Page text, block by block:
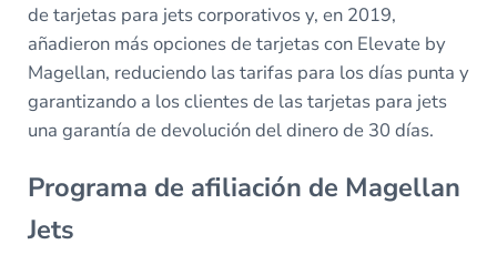
de tarjetas para jets corporativos y, en 2019,
añadieron más opciones de tarjetas con Elevate by
Magellan, reduciendo las tarifas para los días punta y
garantizando a los clientes de las tarjetas para jets
una garantía de devolución del dinero de 30 días.
Programa de afiliación de Magellan
Jets